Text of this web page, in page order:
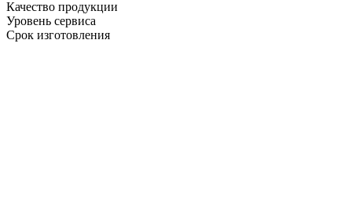
Качество продукции
Уровень сервиса
Срок изготовления